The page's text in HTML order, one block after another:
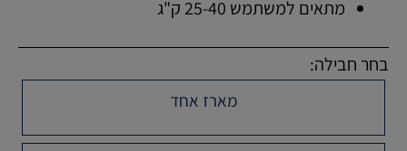
מתאים למשתמש 25-40 ק"ג
בחר חבילה:
מארז אחד